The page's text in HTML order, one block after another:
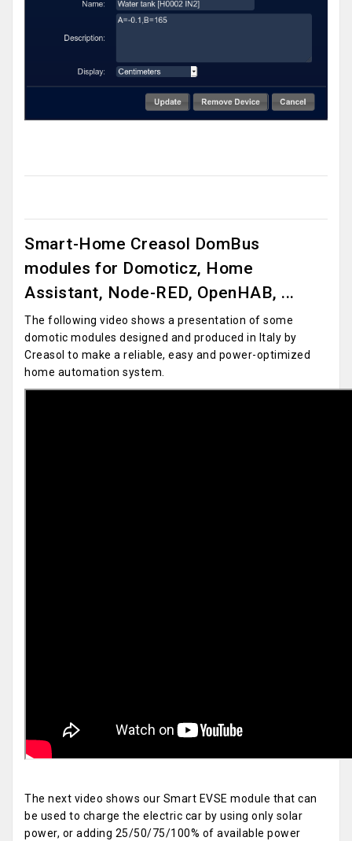
Smart-Home Creasol DomBus
modules for Domoticz, Home
Assistant, Node-RED, OpenHAB, ...
The following video shows a presentation of some
domotic modules designed and produced in Italy by
Creasol to make a reliable, easy and power-optimized
home automation system.
The next video shows our Smart EVSE module that can
be used to charge the electric car by using only solar
power, or adding 25/50/75/100% of available power